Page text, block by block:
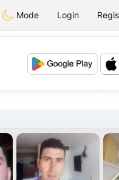
Mode Login